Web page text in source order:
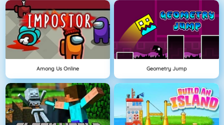
Among Us Online Geometry Jump